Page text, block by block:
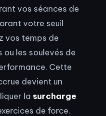
vos séances de
votre seuil
vos temps de
ou les soulevés de
Cette
devient un
la surcharge
de force.